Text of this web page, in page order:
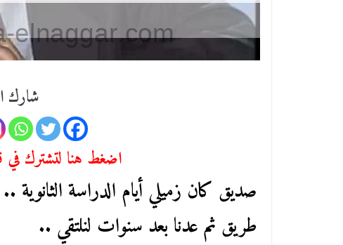
شارك
اضغط هنا لتشترك في
صديق كان زميلي أيام الدراسة الثانوية
طريق ثم عدنا بعد سنوات لنلتقي ..